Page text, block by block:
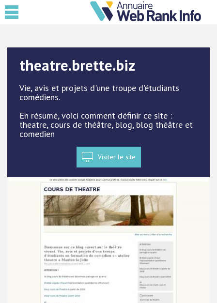
theatre.brette.biz
Vie, avis et projets d'une troupe d'étudiants
comédiens.
En résumé, voici comment définir ce site :
theatre, cours de théâtre, blog, blog théâtre et
comedien
Visiter le site